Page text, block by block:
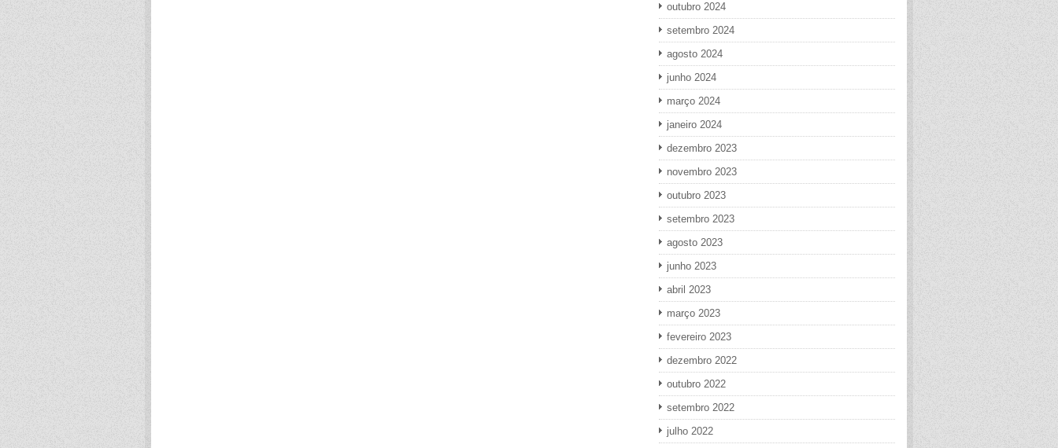
outubro 2024
setembro 2024
agosto 2024
junho 2024
março 2024
janeiro 2024
dezembro 2023
novembro 2023
outubro 2023
setembro 2023
agosto 2023
junho 2023
abril 2023
março 2023
fevereiro 2023
dezembro 2022
outubro 2022
setembro 2022
julho 2022